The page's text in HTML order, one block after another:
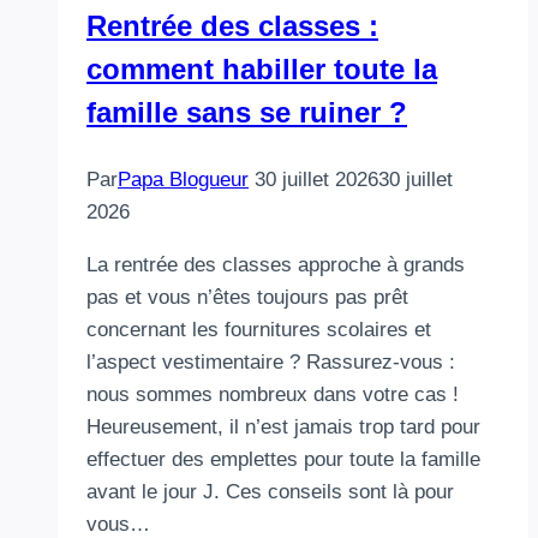
Rentrée des classes :
comment habiller toute la
famille sans se ruiner ?
ParPapa Blogueur 30 juillet 202630 juillet
2026
La rentrée des classes approche à grands
pas et vous n’êtes toujours pas prêt
concernant les fournitures scolaires et
l’aspect vestimentaire ? Rassurez-vous :
nous sommes nombreux dans votre cas !
Heureusement, il n’est jamais trop tard pour
effectuer des emplettes pour toute la famille
avant le jour J. Ces conseils sont là pour
vous…